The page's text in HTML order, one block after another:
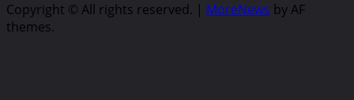
Copyright © All rights reserved. | MoreNews by AF
themes.